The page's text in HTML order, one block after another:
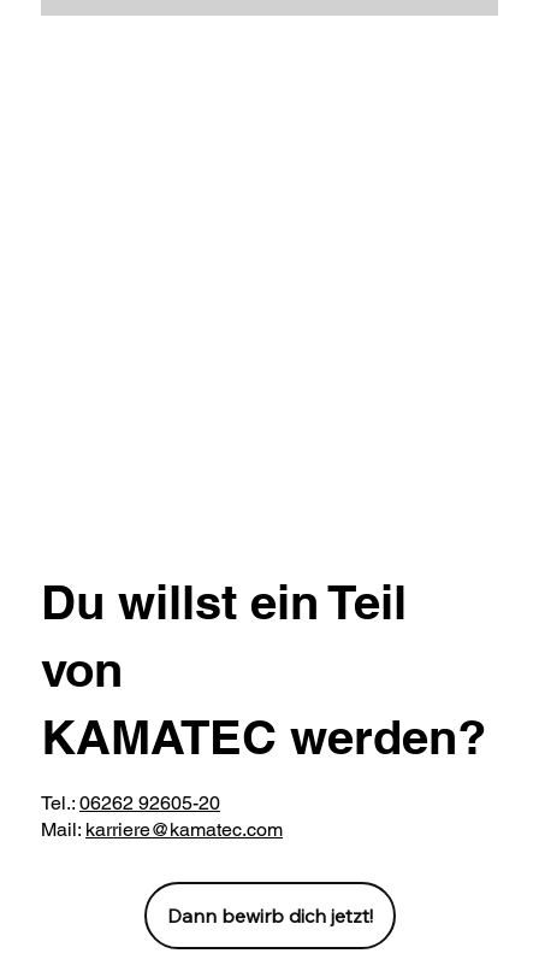
Du willst ein Teil
von
KAMATEC werden?
Dann bewirb dich jetzt!
Tel.: 06262 92605-20
Mail: karriere@kamatec.com